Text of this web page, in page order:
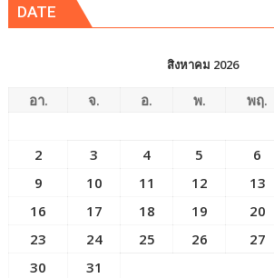
DATE
สิงหาคม 2026
อา. จ. อ. พ. พฤ.
2
3 4 5 6
9
10 11 12 13
16
17 18 19 20
23
24 25 26 27
30
31